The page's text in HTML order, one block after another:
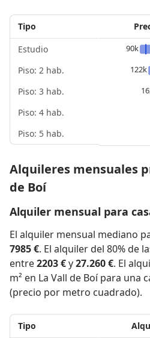
Tipo
Estudio
Piso: 2 hab.
Piso: 3 hab.
Piso: 4 hab.
Piso: 5 hab.
90k
122k
Alquileres mensuales
de Boí
Alquiler mensual para
El alquiler mensual mediano
7985 €. El alquiler del 80% de
entre2203 €y27.260 €. El
m² en La Vall de Boí para una
(precio por metro cuadrado).
Tipo